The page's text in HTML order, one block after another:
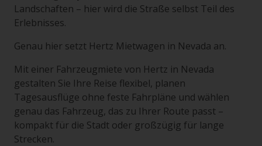
Landschaften – hier wird die Straße selbst Teil des
Erlebnisses.
Genau hier setzt Hertz Mietwagen in Nevada an.
Mit einer Fahrzeugmiete von Hertz in Nevada
gestalten Sie Ihre Reise flexibel, planen
Tagesausflüge ohne feste Fahrpläne und wählen
genau das Fahrzeug, das zu Ihrer Route passt –
kompakt für die Stadt oder großzügig für lange
Strecken.